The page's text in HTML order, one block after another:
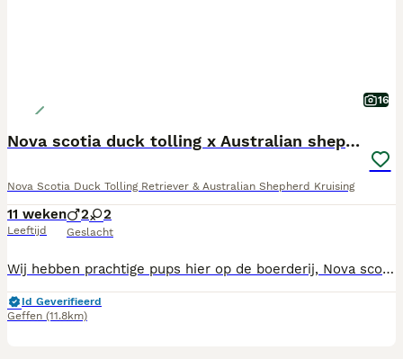
16
Nova scotia duck tolling x Australian shepherd pup
Nova Scotia Duck Tolling Retriever & Australian Shepherd Kruising
11 weken
Leeftijd
2 2
Geslacht
Wij hebben prachtige pups hier op de boerderij, Nova scotia duck tolling retriever x australian shepherd. De pups zijn nu 11 weken oud en vader en moeder wonen allebei bij ons op de boerderij. De pups gaan nu alles aan het ontdekken zowel binnen als buiten zodat ze ook aan alle buiten geluiden kunnen wennen. De pups worden ontwormt volgens schema en de pups zijn nagekeken door de dierenarts en hebben hun vaccinaties, gezondheidsverklaring en paspoort ontvangen. Zowel vader en moeder zijn getest en allebei AD en ED vrij. De pups mogen het nest verlaten en u krijgt een koopcontract en puppybrok mee. Voor meer info bel gerust met 06- 51214825.
Id Geverifieerd
Geffen (11.8km)